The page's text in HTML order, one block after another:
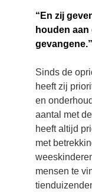
“En zij
houden aan
gevangene.”
Sinds de
heeft zij
en
aantal met
heeft altijd
met
mensen te